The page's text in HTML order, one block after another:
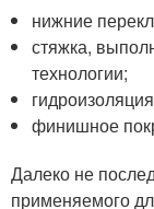
нижние
стяжка,
технологии;
финишное
Далеко не
применяемого